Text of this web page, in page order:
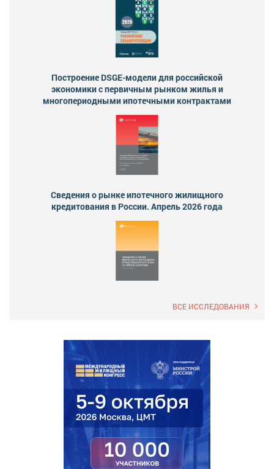
Построение DSGE-модели для российской
экономики с первичным рынком жилья и
многопериодными ипотечными контрактами
Сведения о рынке ипотечного жилищного
кредитования в России. Апрель 2026 года
ВСЕ ИССЛЕДОВАНИЯ